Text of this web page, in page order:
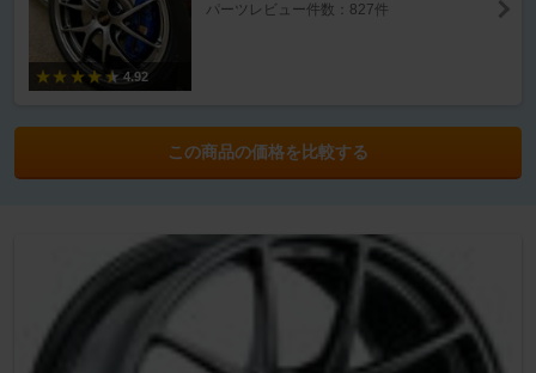
4.92
パーツレビュー件数：827件
この商品の価格を比較する